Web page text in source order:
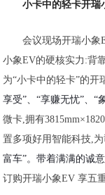
小卡中的轻卡开瑞
会议现场开瑞小象
小象EV的硬核实力:背
为“小卡中的轻卡”的开
享受”、“享赚无忧”、“
微卡,拥有
置多项好用智能科技,
富车”。带着满满的诚
订购开瑞小象EV 享五